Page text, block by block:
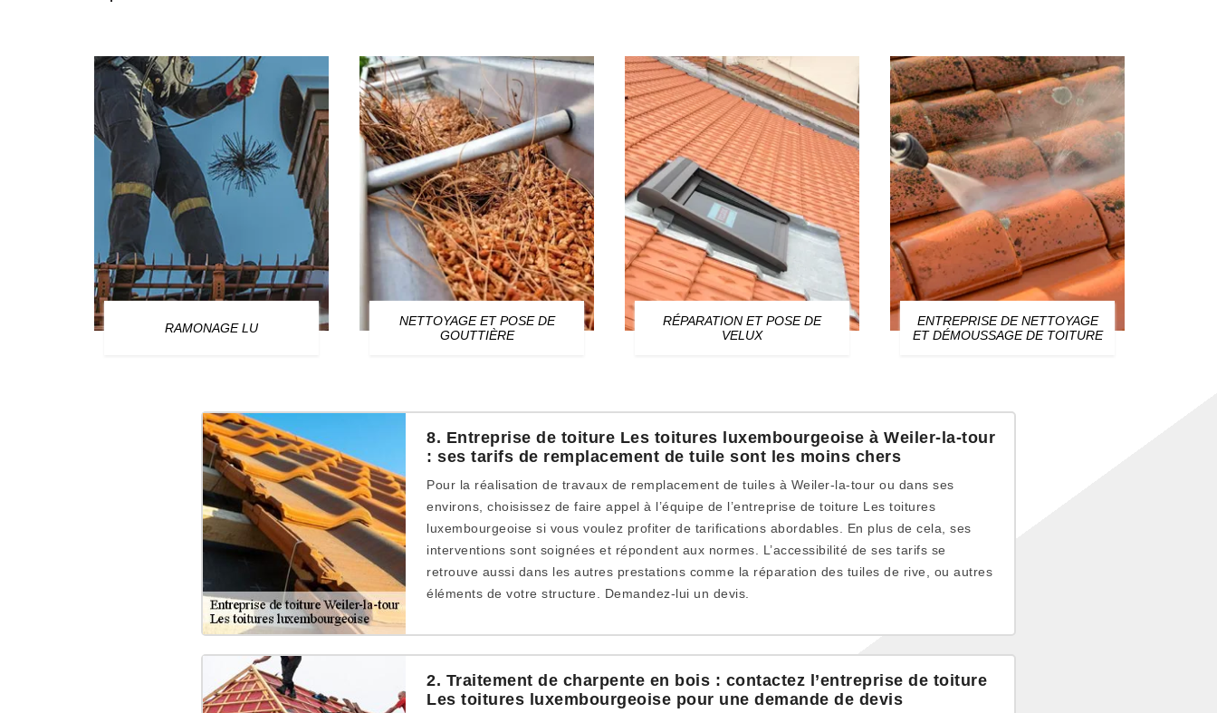
RAMONAGE LU
NETTOYAGE ET POSE DE
GOUTTIÈRE
RÉPARATION ET POSE DE
VELUX
ENTREPRISE DE NETTOYAGE
ET DÉMOUSSAGE DE TOITURE
8. Entreprise de toiture Les toitures luxembourgeoise à Weiler-la-tour
: ses tarifs de remplacement de tuile sont les moins chers
Pour la réalisation de travaux de remplacement de tuiles à Weiler-la-tour ou dans ses
environs, choisissez de faire appel à l’équipe de l’entreprise de toiture Les toitures
luxembourgeoise si vous voulez profiter de tarifications abordables. En plus de cela, ses
interventions sont soignées et répondent aux normes. L’accessibilité de ses tarifs se
retrouve aussi dans les autres prestations comme la réparation des tuiles de rive, ou autres
éléments de votre structure. Demandez-lui un devis.
2. Traitement de charpente en bois : contactez l’entreprise de toiture
Les toitures luxembourgeoise pour une demande de devis